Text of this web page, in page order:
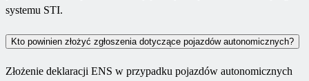
systemu STI.
Kto powinien złożyć zgłoszenia dotyczące pojazdów autonomicznych?
Złożenie deklaracji ENS w przypadku pojazdów autonomicznych